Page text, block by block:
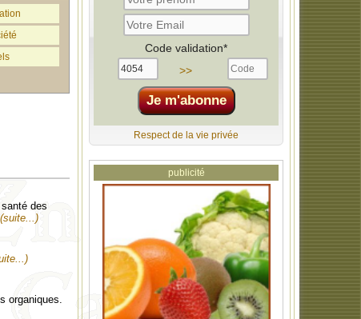
Code validation*
>>
Respect de la vie privée
publicité
des
(suite...)
organiques.